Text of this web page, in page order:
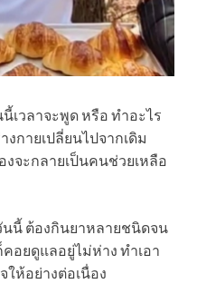
นี้เวลาจะพูด หรือ ทำอะไร
กายเปลี่ยนไปจากเดิม
งจะกลายเป็นคนช่วยเหลือ
นนี้ ต้องกินยาหลายชนิดจน
อยดูแลอยู่ไม่ห่าง ทำเอา
ห้อย่างต่อเนื่อง